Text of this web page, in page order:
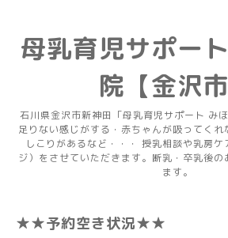
母乳育児サポー
院【金沢市
石川県金沢市新神田「母乳育児サポート み
足りない感じがする・赤ちゃんが吸ってくれ
しこりがあるなど・・・ 授乳相談や乳房ケ
ジ）をさせていただきます。断乳・卒乳後
ます。
★★予約空き状況★★